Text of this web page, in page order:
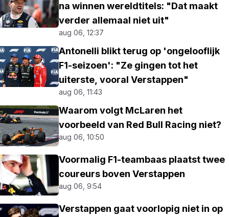
na winnen wereldtitels: "Dat maakt
verder allemaal niet uit"
aug 06, 12:37
Antonelli blikt terug op 'ongelooflijk
F1-seizoen': "Ze gingen tot het
uiterste, vooral Verstappen"
aug 06, 11:43
Waarom volgt McLaren het
voorbeeld van Red Bull Racing niet?
aug 06, 10:50
Voormalig F1-teambaas plaatst twee
coureurs boven Verstappen
aug 06, 9:54
Verstappen gaat voorlopig niet in op